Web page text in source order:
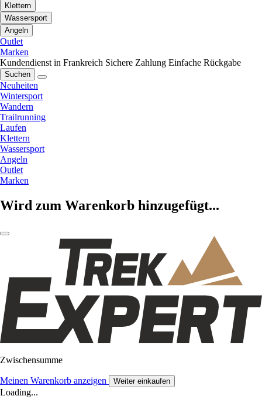
Klettern
Wassersport
Angeln
Outlet
Marken
Kundendienst in Frankreich Sichere Zahlung Einfache Rückgabe
Suchen
Neuheiten
Wintersport
Wandern
Trailrunning
Laufen
Klettern
Wassersport
Angeln
Outlet
Marken
Wird zum Warenkorb hinzugefügt...
Zwischensumme
Meinen Warenkorb anzeigen Weiter einkaufen
Loading...